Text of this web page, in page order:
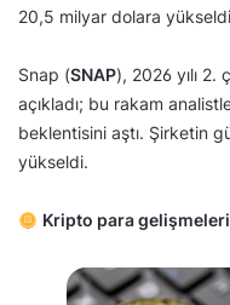
20,5 milyar dolara
Snap (SNAP), 2026 yılı
açıkladı; bu rakam
beklentisini aştı. Şirketin
yükseldi.
Kripto para gelişmeleri